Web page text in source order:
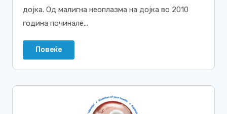
дојка. Од малигна неоплазма на дојка во 2010
година починале...
Повеќе